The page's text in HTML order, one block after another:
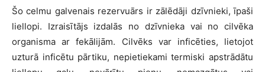
Šo celmu galvenais rezervuārs ir zālēdāji dzīvnieki, īpaši
liellopi. Izraisītājs izdalās no dzīvnieka vai no cilvēka
organisma ar fekālijām. Cilvēks var inficēties, lietojot
uzturā inficētu pārtiku, nepietiekami termiski apstrādātu